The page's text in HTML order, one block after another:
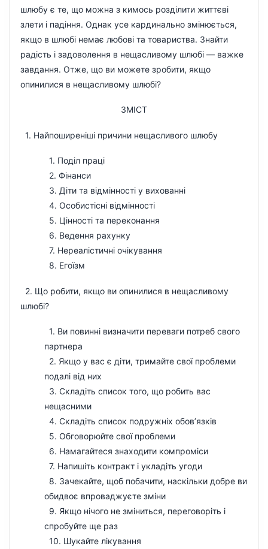
шлюбу є те, що можна з кимось розділити життєві
злети і падіння. Однак усе кардинально змінюється,
якщо в шлюбі немає любові та товариства. Знайти
радість і задоволення в нещасливому шлюбі — важке
завдання. Отже, що ви можете зробити, якщо
опинилися в нещасливому шлюбі?
ЗМІСТ
1. Найпоширеніші причини нещасливого шлюбу
1. Поділ праці
2. Фінанси
3. Діти та відмінності у вихованні
4. Особистісні відмінності
5. Цінності та переконання
6. Ведення рахунку
7. Нереалістичні очікування
8. Егоїзм
2. Що робити, якщо ви опинилися в нещасливому
шлюбі?
1. Ви повинні визначити переваги потреб свого
партнера
2. Якщо у вас є діти, тримайте свої проблеми
подалі від них
3. Складіть список того, що робить вас
нещасними
4. Складіть список подружніх обов’язків
5. Обговорюйте свої проблеми
6. Намагайтеся знаходити компроміси
7. Напишіть контракт і укладіть угоди
8. Зачекайте, щоб побачити, наскільки добре ви
обидвоє впроваджуєте зміни
9. Якщо нічого не зміниться, переговоріть і
спробуйте ще раз
10. Шукайте лікування